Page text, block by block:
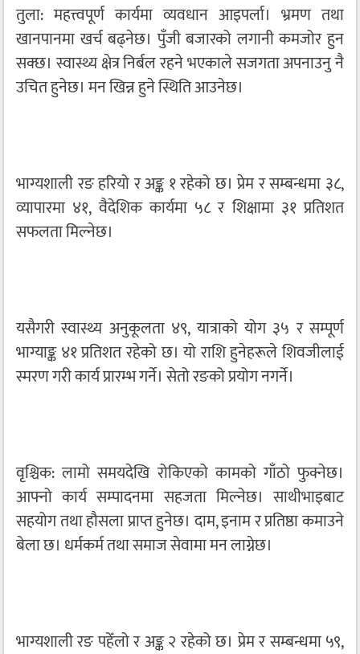
तुला: महत्त्वपूर्ण कार्यमा व्यवधान आइपर्ला। भ्रमण तथा
खानपानमा खर्च बढ्नेछ। पुँजी बजारको लगानी कमजोर हुन
सक्छ। स्वास्थ्य क्षेत्र निर्बल रहने भएकाले सजगता अपनाउनु नै
उचित हुनेछ। मन खिन्न हुने स्थिति आउनेछ।
भाग्यशाली रङ हरियो र अङ्क १ रहेको छ। प्रेम र सम्बन्धमा ३८,
व्यापारमा ४१, वैदेशिक कार्यमा ५८ र शिक्षामा ३१ प्रतिशत
सफलता मिल्नेछ।
यसैगरी स्वास्थ्य अनुकूलता ४९, यात्राको योग ३५ र सम्पूर्ण
भाग्याङ्क ४१ प्रतिशत रहेको छ। यो राशि हुनेहरूले शिवजीलाई
स्मरण गरी कार्य प्रारम्भ गर्ने। सेतो रङको प्रयोग नगर्ने।
वृश्चिक: लामो समयदेखि रोकिएको कामको गाँठो फुक्नेछ।
आफ्नो कार्य सम्पादनमा सहजता मिल्नेछ। साथीभाइबाट
सहयोग तथा हौसला प्राप्त हुनेछ। दाम, इनाम र प्रतिष्ठा कमाउने
बेला छ। धर्मकर्म तथा समाज सेवामा मन लाग्नेछ।
भाग्यशाली रङ पहेँलो र अङ्क २ रहेको छ। प्रेम र सम्बन्धमा ५९,